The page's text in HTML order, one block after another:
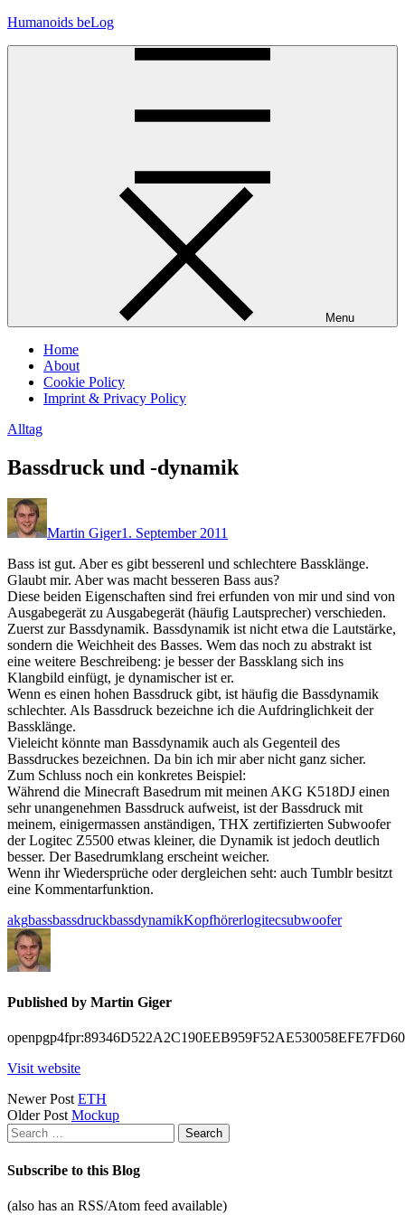
Skip
Humanoids beLog
Menu
Home
About
Cookie Policy
Imprint & Privacy Policy
Alltag
Bassdruck und -dynamik
Martin Giger1. September 2011
Bass ist gut. Aber es gibt besserenl und schlechtere Bassklänge.
Glaubt mir. Aber was macht besseren Bass aus?
Diese beiden Eigenschaften sind frei erfunden von mir und sind von
Ausgabegerät zu Ausgabegerät (häufig Lautsprecher) verschieden.
Zuerst zur Bassdynamik. Bassdynamik ist nicht etwa die Lautstärke,
sondern die Weichheit des Basses. Wem das noch zu abstrakt ist
eine weitere Beschreibeng: je besser der Bassklang sich ins
Klangbild einfügt, je dynamischer ist er.
Wenn es einen hohen Bassdruck gibt, ist häufig die Bassdynamik
schlechter. Als Bassdruck bezeichne ich die Aufdringlichkeit der
Bassklänge.
Vieleicht könnte man Bassdynamik auch als Gegenteil des
Bassdruckes bezeichnen. Da bin ich mir aber nicht ganz sicher.
Zum Schluss noch ein konkretes Beispiel:
Während die Minecraft Basedrum mit meinen AKG K518DJ einen
sehr unangenehmen Bassdruck aufweist, ist der Bassdruck mit
meinem, einigermassen anständigen, THX zertifizierten Subwoofer
der Logitec Z5500 etwas kleiner, die Dynamik ist jedoch deutlich
besser. Der Basedrumklang erscheint weicher.
Wenn ihr Wiedersprüche oder dergleichen seht: auch Tumblr besitzt
eine Kommentarfunktion.
akgbassbassdruckbassdynamikKopfhörerlogitecsubwoofer
Published by Martin Giger
openpgp4fpr:89346D522A2C190EEB959F52AE530058EFE7FD60
Visit website
Posts
navigation
Newer Post ETH
Older Post Mockup
Search
for:
Subscribe to this Blog
(also has an RSS/Atom feed available)